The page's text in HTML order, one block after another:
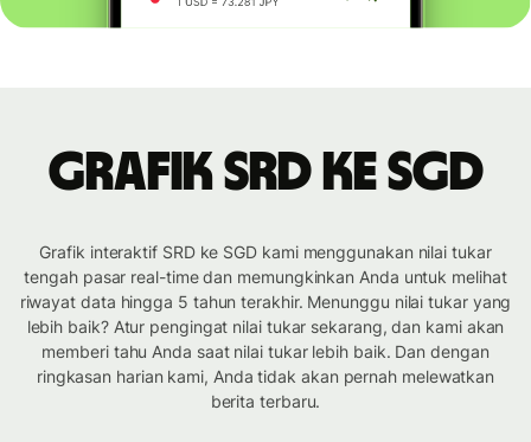
Grafik SRD ke SGD
Grafik interaktif SRD ke SGD kami menggunakan nilai tukar
tengah pasar real-time dan memungkinkan Anda untuk melihat
riwayat data hingga 5 tahun terakhir. Menunggu nilai tukar yang
lebih baik? Atur pengingat nilai tukar sekarang, dan kami akan
memberi tahu Anda saat nilai tukar lebih baik. Dan dengan
ringkasan harian kami, Anda tidak akan pernah melewatkan
berita terbaru.